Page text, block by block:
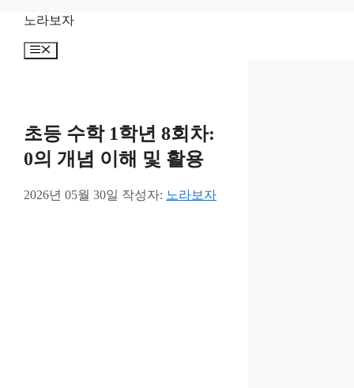
노라보자
메
초등 수학 1학년 8회차:
0의 개념 이해 및 활용
2026년 05월 30일 작성자: 노라보자